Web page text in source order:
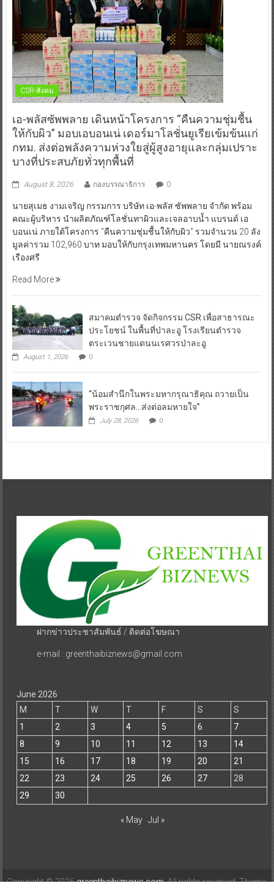
CSR-สังคม
เอ-พลัสซัพพลาย เดินหน้าโครงการ “คืนความชุ่มชื้น
ให้กับผิว” มอบเอบอนเน่ เดอร์มาโลชั่นยูเรียเข้มข้นแก่
กทม. ส่งต่อพลังความห่วงใยสู่ผู้สูงอายุและกลุ่มเปราะ
บางที่ประสบภัยทั่วทุกพื้นที่
August 8, 2026 กองบรรณาธิการ 0
นายสุเมธ งามเจริญ กรรมการ บริษัท เอ-พลัส ซัพพลาย จำกัด พร้อม
คณะผู้บริหาร นำผลิตภัณฑ์โลชั่นทาผิวและเจลอาบน้ำ แบรนด์ เอ
บอนเน่ ภายใต้โครงการ “คืนความชุ่มชื้นให้กับผิว” รวมจำนวน 20 ลัง
มูลค่ารวม 102,960 บาท มอบให้กับกรุงเทพมหานคร โดยมี นายณรงค์
เรืองศรี
Read More
สมาคมตำรวจ จัดกิจกรรม CSR เพื่อสาธารณะ
ประโยชน์ ในพื้นที่ป่าละอู โรงเรียนตำรวจ
ตระเวนชายแดนนเรศวรป่าละอู
August 1, 2026 0
“น้อมสำนึกในพระมหากรุณาธิคุณ ถวายเป็น
พระราชกุศล…ส่งต่อลมหายใจ”
July 28, 2026 0
ฝากข่าวประชาสัมพันธ์ / ติดต่อโฆษณา
e-mail : greenthaibiznews@gmail.com
June 2026
M
T W T F S
S
1
2 3 4 5 6
7
8
9 10 11 12 13
14
15
16 17 18 19 20
21
22
23 24 25 26 27
28
29
30
« May Jul »
Copyright © 2026greenthaibiznews.com. All rights reserved. Theme: